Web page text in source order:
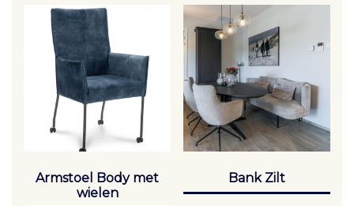
Armstoel Body met
wielen
Bank Zilt